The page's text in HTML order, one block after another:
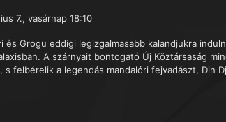
7., vasárnap 18:10
és Grogu eddigi legizgalmasabb kalandjukra
A szárnyait bontogató Új Köztársaság
s felbérelik a legendás mandalóri fejvadászt, Din